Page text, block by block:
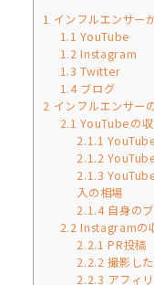
1 インフルエンサー
1.1 YouTube
1.2 Instagram
1.3 Twitter
1.4ブログ
2 インフルエンサー
2.1 YouTubeの
2.1.1
2.1.2
2.1.3
入の相場
2.1.4自身の
2.2 Instagramの
2.2.1 PR投稿
2.2.2 撮影し
2.2.3 アフィ